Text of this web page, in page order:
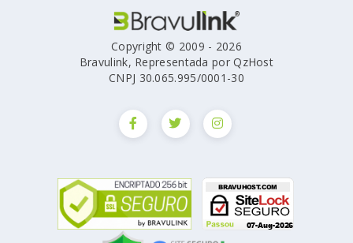
Copyright © 2009 - 2026
Bravulink, Representada por QzHost
CNPJ 30.065.995/0001-30